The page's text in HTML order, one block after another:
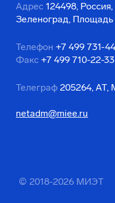
Адрес 124498,
Зеленоград,
Телефон +7 499 731-
Факс +7 499 710-22-33
Телеграф 205264, АТ,
netadm@miee.ru
© 2018-2026 МИЭТ